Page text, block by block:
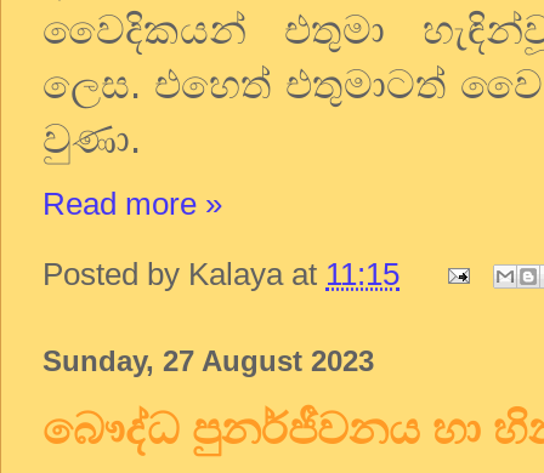
වෛදිකයන් එතුමා
ලෙස. එහෙත් එතුමාටත්
වුණා.
Read more »
Posted by Kalaya at 11:15
Sunday, 27 August 2023
බෞද්ධ පුනර්ජීවනය හා